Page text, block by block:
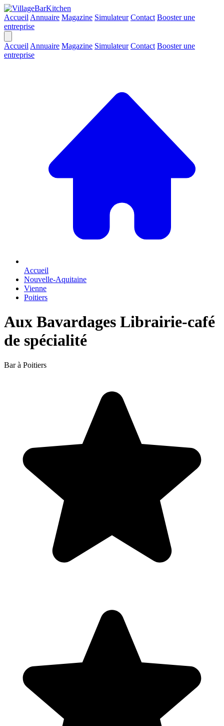
Accueil Annuaire Magazine Simulateur Contact Booster une
entreprise
Accueil Annuaire Magazine Simulateur Contact Booster une
entreprise
Accueil
Nouvelle-Aquitaine
Vienne
Poitiers
Aux Bavardages Librairie-café
de spécialité
Bar à Poitiers